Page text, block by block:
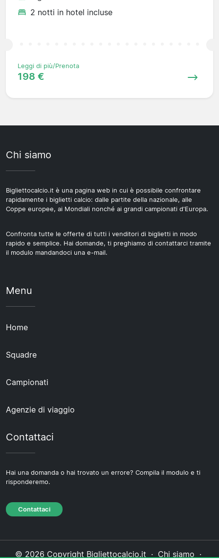
2 notti in hotel incluse
Leggi di più/Prenota
198 €
Chi siamo
Bigliettocalcio.it è una pagina web in cui è possibile confrontare
rapidamente i biglietti calcio: dalle partite della nazionale, alle
Coppe europee, ai Mondiali nonché ai grandi campionati d'Europa.
Confronta tutte le offerte di tutti i venditori di biglietti in modo
rapido e semplice. Hai domande, ti preghiamo di contattarci tramite
il modulo mandandoci una e-mail.
Menu
Home
Squadre
Campionati
Agenzie di viaggio
Contattaci
Hai una domanda o hai trovato un errore? Compila il modulo e ti
risponderemo.
Contattaci
© 2026 Copyright Bigliettocalcio.it · Chi siamo ·